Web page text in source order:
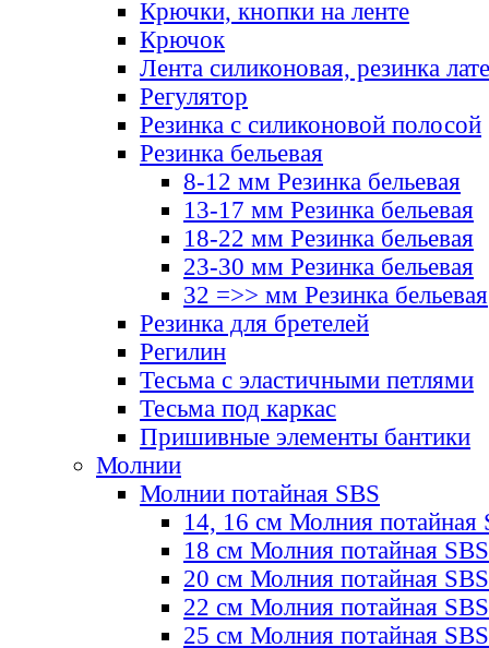
Крючки, кнопки на ленте
Крючок
Лента силиконовая, резинка
Регулятор
Резинка с силиконовой полосой
Резинка бельевая
8-12 мм Резинка бельевая
13-17 мм Резинка бельевая
18-22 мм Резинка бельевая
23-30 мм Резинка бельевая
32 =>> мм Резинка бельевая
Резинка для бретелей
Регилин
Тесьма с эластичными петлями
Тесьма под каркас
Пришивные элементы бантики
Молнии
Молнии потайная SBS
14, 16 см Молния потайная
18 см Молния потайная SBS
20 см Молния потайная SBS
22 см Молния потайная SBS
25 см Молния потайная SBS